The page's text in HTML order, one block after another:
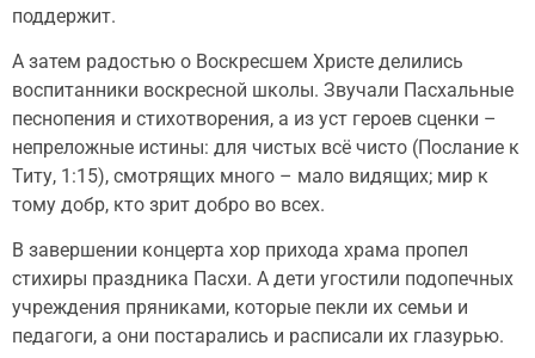
поддержит.
А затем радостью о Воскресшем Христе делились
воспитанники воскресной школы. Звучали Пасхальные
песнопения и стихотворения, а из уст героев сценки –
непреложные истины: для чистых всё чисто (Послание к
Титу, 1:15), смотрящих много – мало видящих; мир к
тому добр, кто зрит добро во всех.
В завершении концерта хор прихода храма пропел
стихиры праздника Пасхи. А дети угостили подопечных
учреждения пряниками, которые пекли их семьи и
педагоги, а они постарались и расписали их глазурью.